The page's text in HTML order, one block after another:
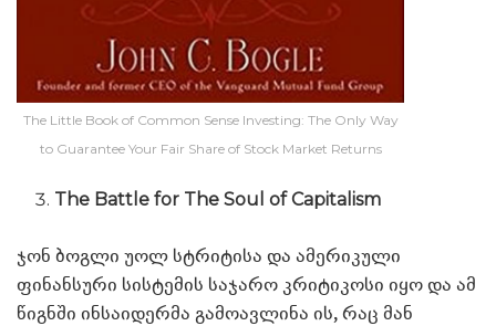
The Little Book of Common Sense Investing: The Only Way
to Guarantee Your Fair Share of Stock Market Returns
The Battle for The Soul of Capitalism
ჯონ ბოგლი უოლ სტრიტისა და ამერიკული
ფინანსური სისტემის საჯარო კრიტიკოსი იყო და ამ
წიგნში ინსაიდერმა გამოავლინა ის, რაც მან